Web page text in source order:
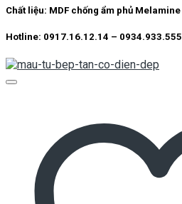
Chất liệu: MDF chống ẩm phủ Melamine
Hotline: 0917.16.12.14 – 0934.933.555